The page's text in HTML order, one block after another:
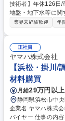
技術者】年休126日/研
地盤・地下水等に関
務等を担当いただ
内業の日は在宅勤務
技術士資格の取得支
プも昇格だけでな
した事例もあります。 募集職種 【浜松/地質調査技術者】年休126日/
制度充実◎昨年度賞
業界未経験歓迎 年
正社員
ヤマハ株式会社
【浜松・掛川/
材料購買
月給29万円以上
静岡県浜松市中央
企業名 ヤマハ株式会社 求人名 【浜松・掛川/調達】楽器・音響用木
バイヤー 仕事の内容 環境と社会に配慮した木材調達を実現し、楽器用木